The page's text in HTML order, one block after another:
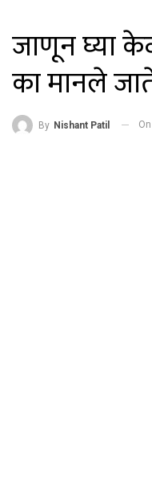
जाणून घ्या
का मानले
By Nishant Patil On